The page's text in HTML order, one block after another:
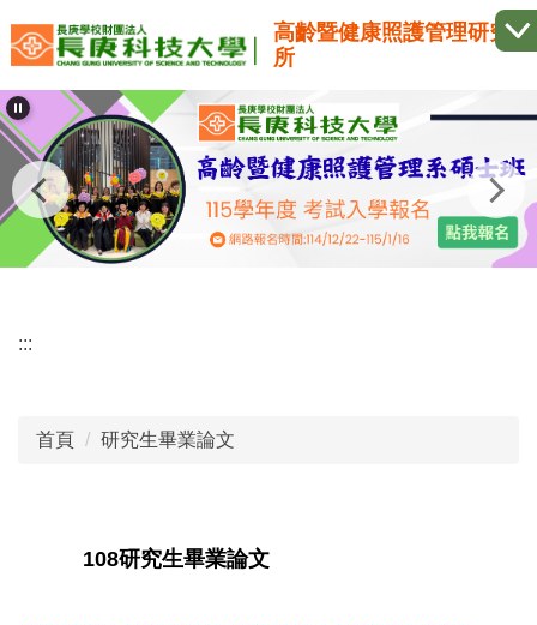
到
要
內
容
區
高齡暨健康照護管理研究
所
:::
首頁 研究生畢業論文
108研究生畢業論文